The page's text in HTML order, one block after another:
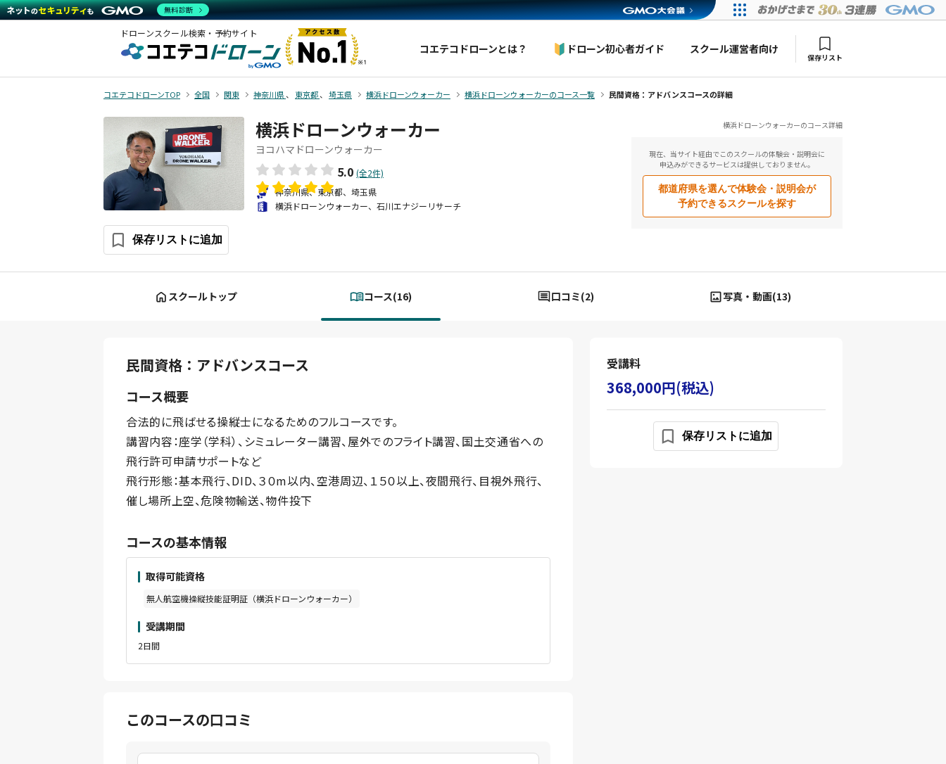
ドローンスクール検索・予約サイト
コエテコドローンとは？ ドローン初心者ガイド スクール運営者向け
保存リスト
コエテコドローンTOP 全国 関東 神奈川県、 東京都、 埼玉県 横浜ドローンウォーカー 横浜ドローンウォーカーのコース一覧 民間資格：アドバンスコースの詳細
横浜ドローンウォーカー
ヨコハマドローンウォーカー
5.0 (全2件)
神奈川県、東京都、埼玉県
横浜ドローンウォーカー、石川エナジーリサーチ
保存リストに追加
横浜ドローンウォーカーのコース詳細
現在、当サイト経由でこのスクールの体験会・説明会に
申込みができるサービスは提供しておりません。
都道府県を選んで体験会・説明会が
予約できるスクールを探す
スクールトップ コース(16) 口コミ(2) 写真・動画(13)
民間資格：アドバンスコース
コース概要
合法的に飛ばせる操縦士になるためのフルコースです。
講習内容：座学（学科）、シミュレーター講習、屋外でのフライト講習、国土交通省への
飛行許可申請サポートなど
飛行形態：基本飛行、DID、３０m以内、空港周辺、１５０以上、夜間飛行、目視外飛行、
催し場所上空、危険物輸送、物件投下
コースの基本情報
取得可能資格
無人航空機操縦技能証明証（横浜ドローンウォーカー）
受講期間
2日間
このコースの口コミ
受講料
368,000円(税込)
保存リストに追加
無料診断